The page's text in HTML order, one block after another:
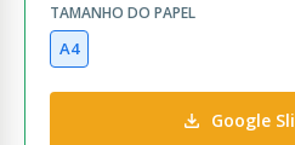
TAMANHO DO PAPEL
A4
Google